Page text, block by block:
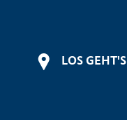
LOS GEHT'S